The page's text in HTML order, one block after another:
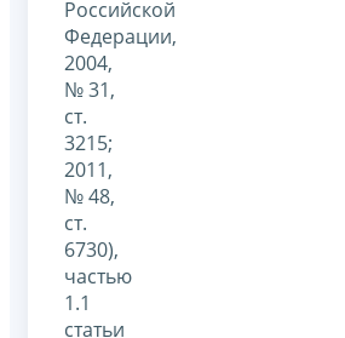
Российской
Федерации,
2004,
№ 31,
ст.
3215;
2011,
№ 48,
ст.
6730),
частью
1.1
статьи